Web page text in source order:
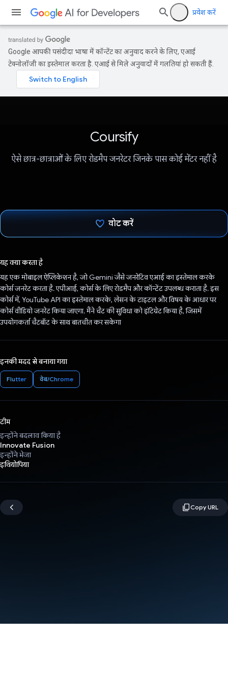
प्रवेश करें
Google आपकी पसंदीदा भाषा में कॉन्टेंट का अनुवाद करने के लिए, एआई
टेक्नोलॉजी का इस्तेमाल करता है. एआई से मिले अनुवादों में गलतियां हो सकती हैं.
Coursify
ऐसे छात्र-छात्राओं के लिए रोडमैप जनरेटर जिनके पास कोई मेंटर नहीं है
वोट करें
यह क्या करता है
यह एक मोबाइल ऐप्लिकेशन है, जो Gemini जैसे जनरेटिव एआई का इस्तेमाल करके
कोर्स जनरेट करता है. एपीआई, कोर्स के लिए रोडमैप और कॉन्टेंट उपलब्ध कराता है. इस
कोर्स में, YouTube API का इस्तेमाल करके, लेसन के टाइटल और विषय के आधार पर
कोर्स वीडियो जनरेट किया जाएगा. मैंने चैट की सुविधा को इंटिग्रेट किया है, जिसमें
उपयोगकर्ता चैटबॉट के साथ बातचीत कर सकेगा
इनकी मदद से बनाया गया
Flutter वेब/Chrome
टीम
इन्होंने बदलाव किया है
Innovate Fusion
इन्होंने भेजा
इथियोपिया